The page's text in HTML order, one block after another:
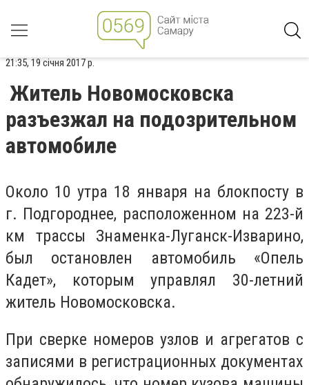
21:35, 19 січня 2017 р.
Житель Новомосковска
разъезжал на подозрительном
автомобиле
Около 10 утра 18 января на блокпосту в
г. Подгороднее, расположенном на 223-й
км трассы Знаменка-Луганск-Изварино,
был остановлен автомобиль «Опель
Кадет», которым управлял 30-летний
житель Новомосковска.
При сверке номеров узлов и агрегатов с
записями в регистрационных документах